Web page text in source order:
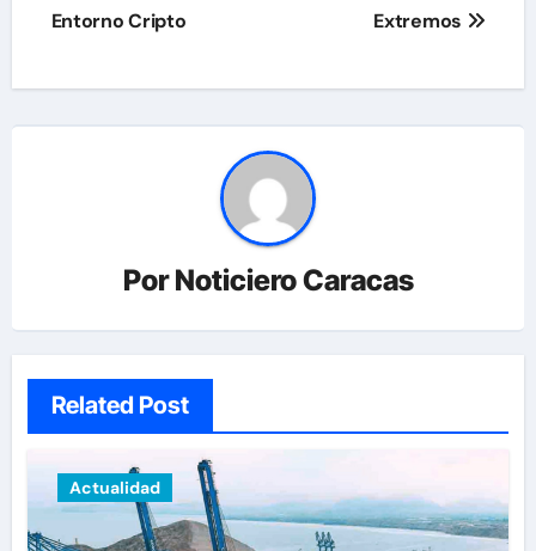
Entorno Cripto
Extremos
PorNoticiero Caracas
Related Post
Actualidad